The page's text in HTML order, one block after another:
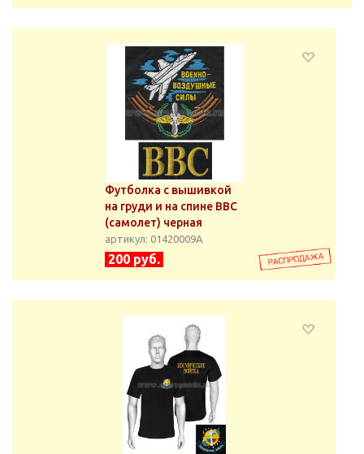
Футболка с вышивкой
на груди и на спине ВВС
(самолет) черная
артикул: 01420009А
200 руб.